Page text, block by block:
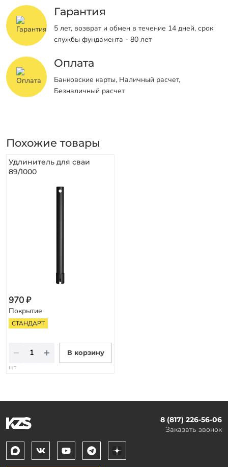
Гарантия
5 лет, возврат и обмен в течение 14 дней, срок
службы фундамента - 80 лет
Оплата
Банковские карты, Наличный расчет,
Безналичный расчет
Похожие товары
Удлинитель для сваи
89/1000
970 ₽
Покрытие
СТАНДАРТ
В корзину
шт
8 (817) 226-56-06
Заказать звонок